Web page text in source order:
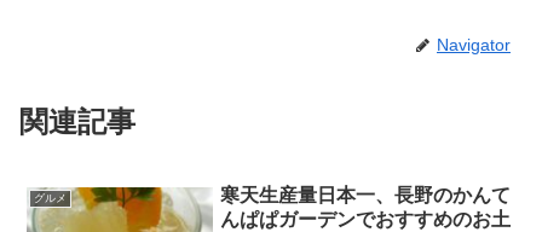
Navigator
関連記事
グルメ
寒天生産量日本一、長野のかんて
んぱぱガーデンでおすすめのお土